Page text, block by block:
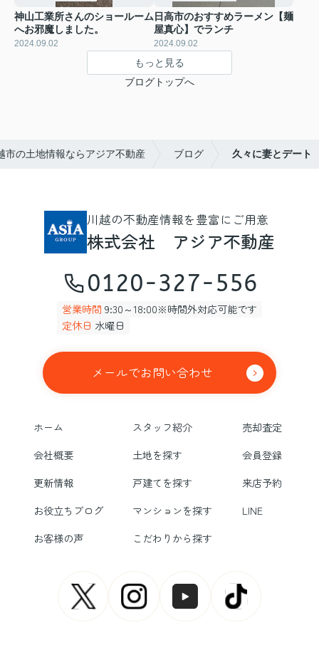
神山工業所さんのショールーム
へお邪魔しました。
2024.09.02
日高市のおすすめラーメン【麺
屋真心】でランチ
2024.09.02
もっと見る
ブログトップへ
市の土地情報ならアジア不動産 ブログ 久々に妻とデート
川越の不動産情報を豊富にご用意
株式会社 アジア不動産
0120-327-556
営業時間 9:30～18:00※時間外対応可能です
定休日 水曜日
メールでお問い合わせ
ホーム スタッフ紹介
売却査定
会社概要
土地を探す
会員登録
更新情報
戸建てを探す
来店予約
お役立ちブログ
マンションを探す
LINE
お客様の声
こだわりから探す